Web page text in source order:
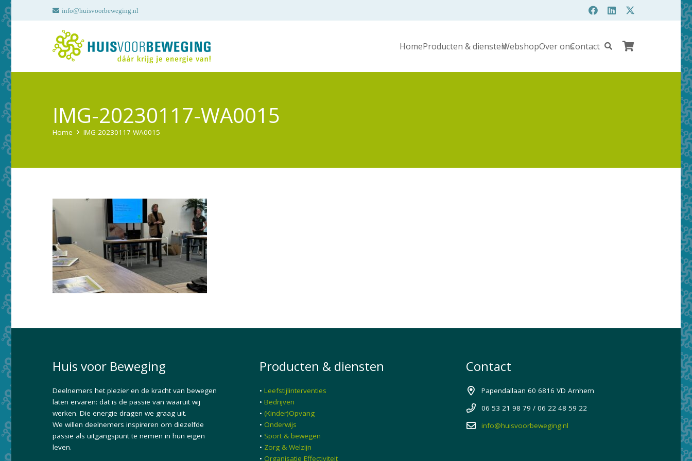
info@huisvoorbeweging.nl
HomeProducten & dienstenWebshopOver onsContact
IMG-20230117-WA0015
Home IMG-20230117-WA0015
Huis voor Beweging
Deelnemers het plezier en de kracht van bewegen
laten ervaren: dat is de passie van waaruit wij
werken. Die energie dragen we graag uit.
We willen deelnemers inspireren om diezelfde
passie als uitgangspunt te nemen in hun eigen
leven.
Producten & diensten
• Leefstijlinterventies
• Bedrijven
• (Kinder)Opvang
• Onderwijs
• Sport & bewegen
• Zorg & Welzijn
• Organisatie Effectiviteit
Contact
Papendallaan 60 6816 VD Arnhem
06 53 21 98 79 / 06 22 48 59 22
info@huisvoorbeweging.nl